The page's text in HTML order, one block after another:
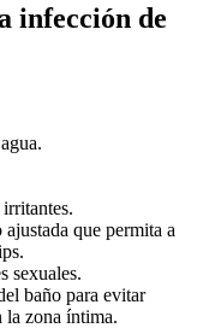
infección de
que permita a
sexuales.
baño para evitar
la zona íntima.